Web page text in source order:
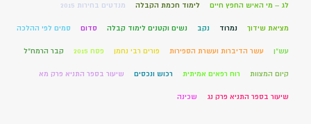
לג – מי האיש החפץ חיים לימוד חכמת הקבלה מנדטים בחירות 2015
מציאת שידוך נמרוד נקב נשים וקטנים לימוד קבלה סדום סמים לפי ההלכה
עש"ן עשר הדיברות ועשרת הספירות פורים רבי נחמן פסח 2015 קבר הרמח"ל
קיום המצוות רוח רפאים אמיתית רכוש ונכסים שיעור בספר התניא פרק מא
שיעור בספר התניא פרק נג שכינה